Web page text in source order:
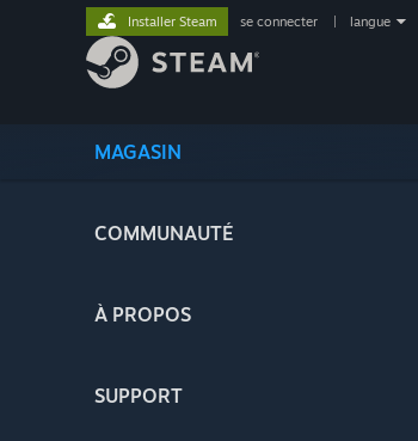
MAGASIN
COMMUNAUTÉ
À PROPOS
SUPPORT
Installer Steam se connecter langue